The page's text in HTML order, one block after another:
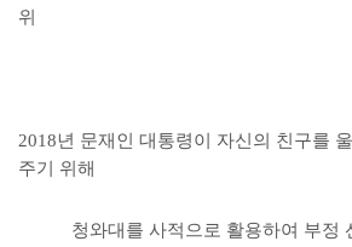
위
2018년 문재인 대통령이 자신의 친구를
주기 위해
청와대를 사적으로 활용하여 부정